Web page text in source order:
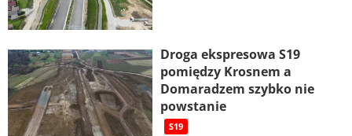
Droga ekspresowa S19
pomiędzy Krosnem a
Domaradzem szybko nie
powstanie
S19